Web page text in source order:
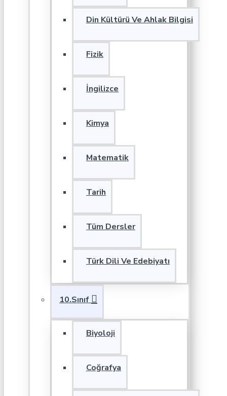
Din Kültürü Ve Ahlak Bilgisi
Fizik
İngilizce
Kimya
Matematik
Tarih
Tüm Dersler
Türk Dili Ve Edebiyatı
10.Sınıf
Biyoloji
Coğrafya